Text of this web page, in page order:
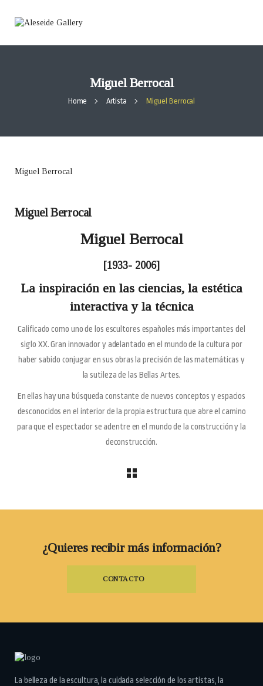
Miguel Berrocal
Home Artista Miguel Berrocal
Miguel Berrocal
Miguel Berrocal
Miguel Berrocal
[1933- 2006]
La inspiración en las ciencias, la estética
interactiva y la técnica
Calificado como uno de los escultores españoles más importantes del
siglo XX. Gran innovador y adelantado en el mundo de la cultura por
haber sabido conjugar en sus obras la precisión de las matemáticas y
la sutileza de las Bellas Artes.
En ellas hay una búsqueda constante de nuevos conceptos y espacios
desconocidos en el interior de la propia estructura que abre el camino
para que el espectador se adentre en el mundo de la construcción y la
deconstrucción.
¿Quieres recibir más información?
CONTACTO
La belleza de la escultura, la cuidada selección de los artistas, la